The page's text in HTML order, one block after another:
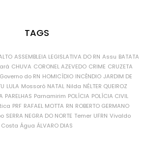
TAGS
ASSEMBLEIA LEGISLATIVA DO RN Assu BATATA
CHUVA CORONEL AZEVEDO CRIME CRUZETA
Governo do RN HOMICÍDIO INCÊNDIO JARDIM DE
LULA Mossoró NATAL Nilda NÉLTER QUEIROZ
PARELHAS Parnamirim POLÍCIA POLÍCIA CIVIL
PRF RAFAEL MOTTA RN ROBERTO GERMANO
SERRA NEGRA DO NORTE Temer UFRN Vivaldo
Costa Água ÁLVARO DIAS